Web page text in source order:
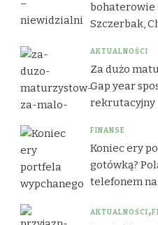
bohaterowie
Szczerbak,
AKTUALNOŚCI
Za dużo
Gap year
rekrutacyjny
FINANSE
Koniec ery
gotówką?
telefonem
AKTUALNOŚCI